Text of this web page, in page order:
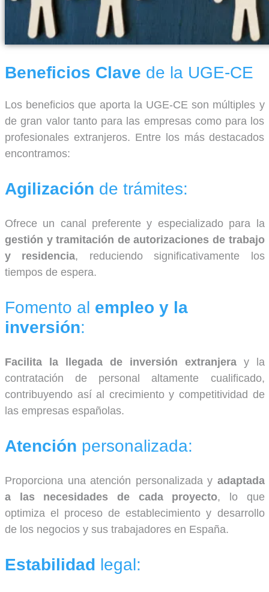
Beneficios Clave de la UGE-CE
Los beneficios que aporta la UGE-CE son múltiples y
de gran valor tanto para las empresas como para los
profesionales extranjeros. Entre los más destacados
encontramos:
Agilización de trámites:
Ofrece un canal preferente y especializado para la
gestión y tramitación de autorizaciones de trabajo
y residencia, reduciendo significativamente los
tiempos de espera.
Fomento al empleo y la
inversión:
Facilita la llegada de inversión extranjeray la
contratación de personal altamente cualificado,
contribuyendo así al crecimiento y competitividad de
las empresas españolas.
Atención personalizada:
Proporciona una atención personalizada y adaptada
a las necesidades de cada proyecto, lo que
optimiza el proceso de establecimiento y desarrollo
de los negocios y sus trabajadores en España.
Estabilidad legal: